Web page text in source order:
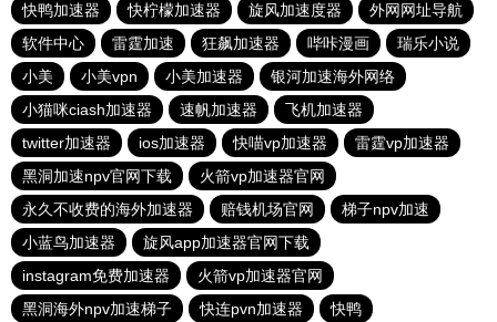
快鸭加速器
快柠檬加速器 旋风加速度器
外网网址导航
软件中心
雷霆加速 狂飙加速器 哔咔漫画
瑞乐小说
小美
小美vpn 小美加速器
银河加速海外网络
小猫咪ciash加速器
速帆加速器
飞机加速器
twitter加速器
ios加速器 快喵vp加速器
雷霆vp加速器
黑洞加速npv官网下载
火箭vp加速器官网
永久不收费的海外加速器
赔钱机场官网
梯子npv加速
小蓝鸟加速器
旋风app加速器官网下载
instagram免费加速器
火箭vp加速器官网
黑洞海外npv加速梯子
快连pvn加速器 快鸭